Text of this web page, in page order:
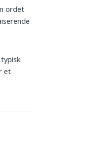
ordet
et